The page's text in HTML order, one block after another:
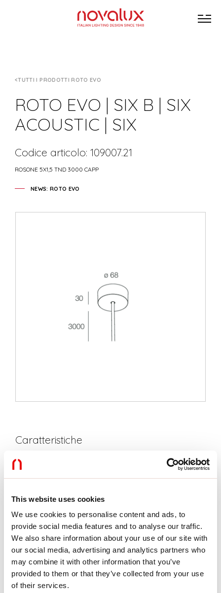
This website uses cookies
We use cookies to personalise content and ads, to
provide social media features and to analyse our traffic.
We also share information about your use of our site with
our social media, advertising and analytics partners who
may combine it with other information that you’ve
provided to them or that they’ve collected from your use
of their services.
TUTTI I PRODOTTI ROTO EVO
ROTO EVO | SIX B | SIX
ACOUSTIC | SIX
Codice articolo: 109007.21
ROSONE 5X1,5 TND 3000 CAPP
NEWS: ROTO EVO
Caratteristiche
Colore:
CAPPUCCINO
ø:
68mm
Dati tecnici
Classe di isolamento: II
Download